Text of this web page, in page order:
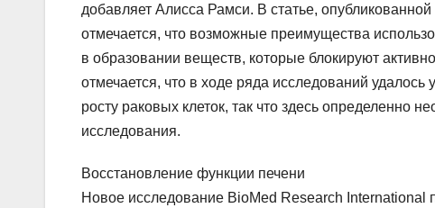
добавляет Алисса Рамси. В статье,
отмечается, что возможные преимущества
в образовании веществ, которые блокируют
отмечается, что в ходе ряда исследований
росту раковых клеток, так что здесь определенно
исследования.
Восстановление функции печени
Новое исследование BioMed Research International